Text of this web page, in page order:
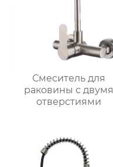
Смеситель для
раковины с двумя
отверстиями